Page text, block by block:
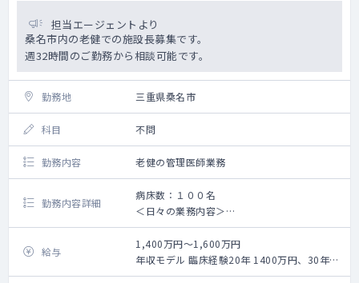
担当エージェントより
桑名市内の老健での施設長募集です。
週32時間のご勤務から相談可能です。
勤務地 三重県桑名市
科目 不問
勤務内容 老健の管理医師業務
勤務内容詳細
病床数：１００名
＜日々の業務内容＞
回診（2週に1回）、処方指示
体調不良者の診察（デイ利用者、入所者）
新規入所者の診察
デイケア利用者の各種計画書及びその他書類
給与
1,400万円～1,600万円
年収モデル 臨床経験20年 1400万円、30年
1600万円